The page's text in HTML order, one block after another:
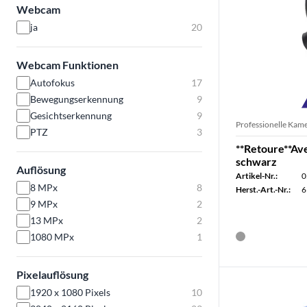
Webcam
ja 20
Webcam Funktionen
Autofokus
17
Bewegungserkennung
9
Gesichtserkennung
9
PTZ
3
Auflösung
8 MPx
8
9 MPx
2
13 MPx
2
1080 MPx
1
Pixelauflösung
1920 x 1080 Pixels
10
Professionelle
schwarz
Artikel-Nr.:
Herst.-Art.-Nr.: